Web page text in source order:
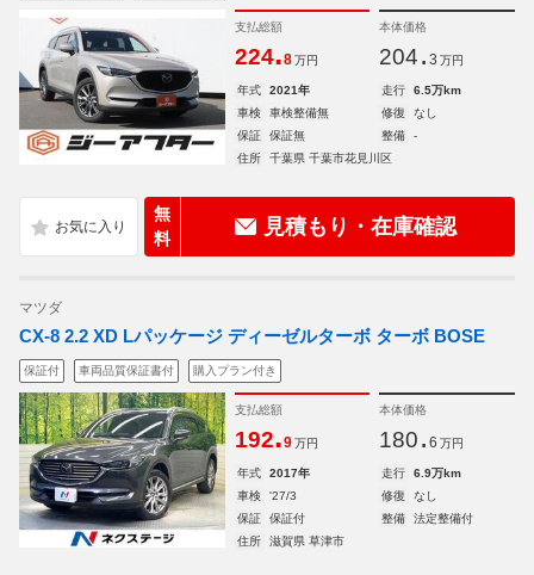
支払総額
224.8 万円
本体価格
204. 3 万円
年式 2021年 走行
6.5万km
車検
車検整備無 修復
なし
保証
保証無 整備
-
住所
千葉県 千葉市花見川区
無
料
見積もり・在庫確認
マツダ
CX-8 2.2 XD Lパッケージ ディーゼルターボ ターボ BOSE
保証付 車両品質保証書付 購入プラン付き
支払総額
192.9 万円
本体価格
180. 6 万円
年式 2017年 走行
6.9万km
車検
'27/3 修復
なし
保証
保証付 整備
法定整備付
住所
滋賀県 草津市